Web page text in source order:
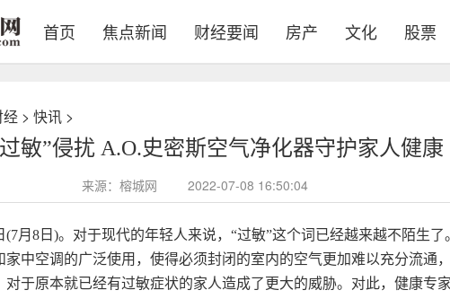
首页 焦点新闻 财经要闻 房产 文化 股票
经 > 快讯 >
敏”侵扰 A.O.史密斯空气净化器守护家人健康
来源：榕城网 2022-07-08 16:50:04
(7月8日)。对于现代的年轻人来说，“过敏”这个词已经越来越不陌生了
家中空调的广泛使用，使得必须封闭的室内的空气更加难以充分流通
对于原本就已经有过敏症状的家人造成了更大的威胁。对此，健康专